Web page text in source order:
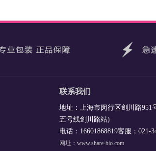
联系我们
地址：上海市闵行区剑川路951
五号线剑川路站)
电话：16601868819客服；021-
网址：www.share-bio.com